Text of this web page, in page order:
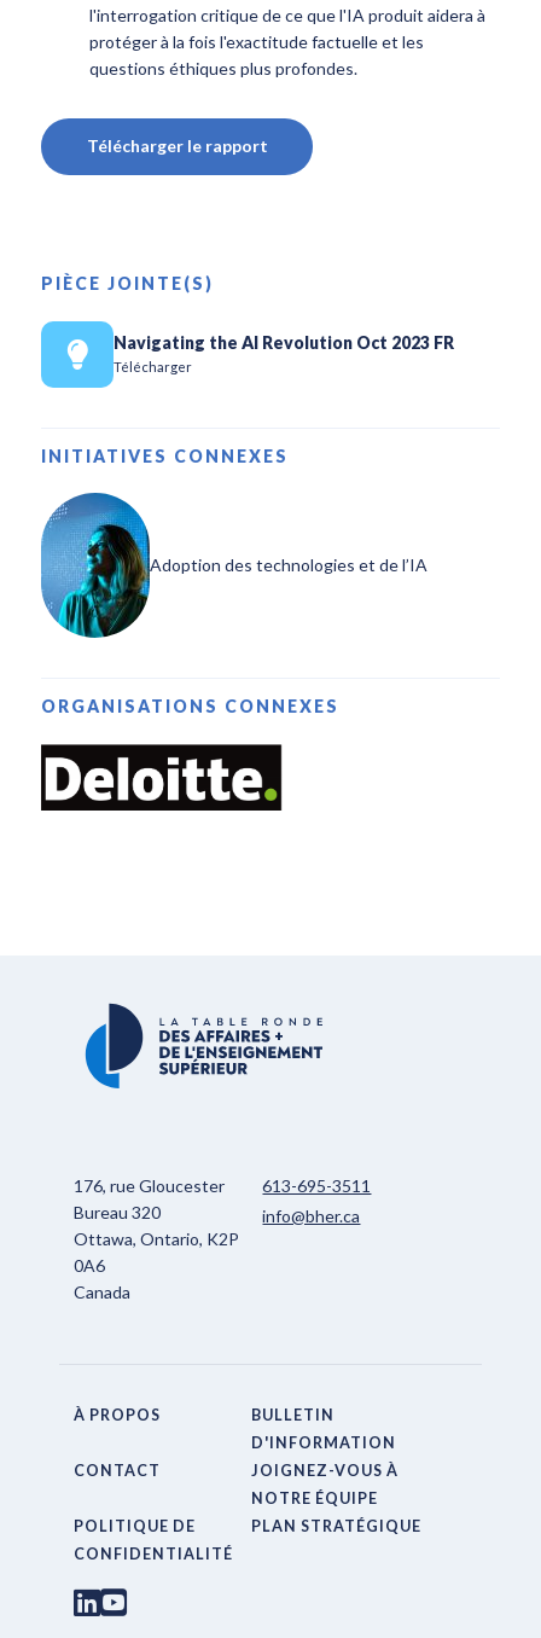
l'interrogation critique de ce que l'IA produit aidera à
protéger à la fois l'exactitude factuelle et les
questions éthiques plus profondes.
Télécharger le rapport
PIÈCE JOINTE(S)
Navigating the AI Revolution Oct 2023 FR
Télécharger
INITIATIVES CONNEXES
Adoption des technologies et de l’IA
ORGANISATIONS CONNEXES
176, rue Gloucester
Bureau 320
Ottawa, Ontario, K2P
0A6
Canada
613-695-3511
info@bher.ca
À PROPOS
BULLETIN
D'INFORMATION
CONTACT
JOIGNEZ-VOUS À
NOTRE ÉQUIPE
POLITIQUE DE
CONFIDENTIALITÉ
PLAN STRATÉGIQUE